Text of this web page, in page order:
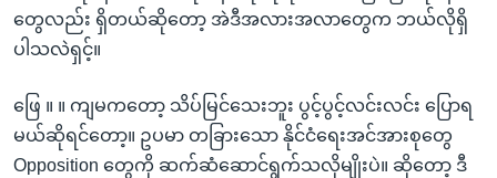
တွေလည်း ရှိတယ်ဆိုတော့ အဲဒီအလားအလာတွေက ဘယ်လိုရှိ
ပါသလဲရှင့်။
ဖြေ ။ ။ ကျမကတော့ သိပ်မြင်သေးဘူး ပွင့်ပွင့်လင်းလင်း ပြောရ
မယ်ဆိုရင်တော့။ ဥပမာ တခြားသော နိုင်ငံရေးအင်အားစုတွေ
Opposition တွေကို ဆက်ဆံဆောင်ရွက်သလိုမျိုးပဲ။ ဆို‌တော့ ဒီ